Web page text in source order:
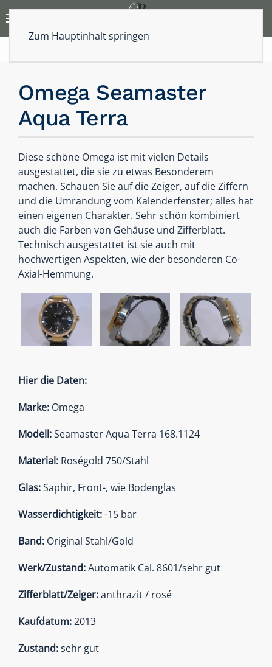
Zum Hauptinhalt springen
Omega Seamaster
Aqua Terra
Diese schöne Omega ist mit vielen Details
ausgestattet, die sie zu etwas Besonderem
machen. Schauen Sie auf die Zeiger, auf die Ziffern
und die Umrandung vom Kalenderfenster; alles hat
einen eigenen Charakter. Sehr schön kombiniert
auch die Farben von Gehäuse und Zifferblatt.
Technisch ausgestattet ist sie auch mit
hochwertigen Aspekten, wie der besonderen Co-
Axial-Hemmung.
Hier die Daten:
Marke: Omega
Modell:Seamaster Aqua Terra 168.1124
Material: Roségold 750/Stahl
Glas:Saphir, Front-, wie Bodenglas
Wasserdichtigkeit:-15 bar
Band: Original Stahl/Gold
Werk/Zustand:Automatik Cal. 8601/sehr gut
Zifferblatt/Zeiger:anthrazit / rosé
Kaufdatum:2013
Zustand:sehr gut